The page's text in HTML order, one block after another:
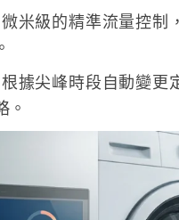
微米級的精準流量控制
根據尖峰時段自動變更
。